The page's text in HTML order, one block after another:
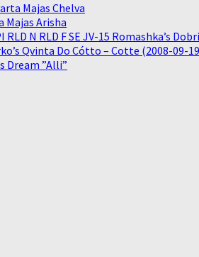
Majas Chelva
Majas Arisha
RLD N RLD F SE JV-15 Romashka’s
Qvinta Do Cótto – Cotte (2008-09-
Dream ”Alli”